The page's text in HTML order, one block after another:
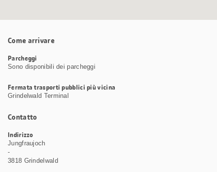
Come arrivare
Parcheggi
Sono disponibili dei parcheggi
Fermata trasporti pubblici più vicina
Grindelwald Terminal
Contatto
Indirizzo
Jungfraujoch
-
3818 Grindelwald